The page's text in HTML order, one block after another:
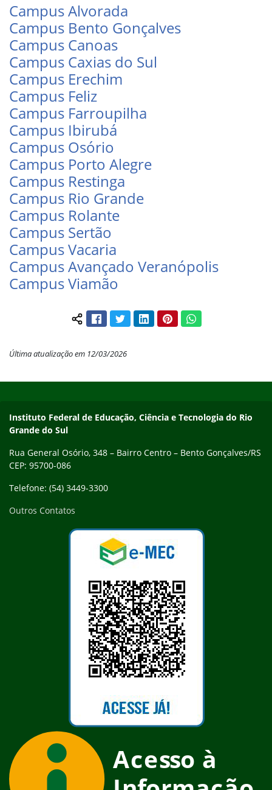
Campus Alvorada
Campus Bento Gonçalves
Campus Canoas
Campus Caxias do Sul
Campus Erechim
Campus Feliz
Campus Farroupilha
Campus Ibirubá
Campus Osório
Campus Porto Alegre
Campus Restinga
Campus Rio Grande
Campus Rolante
Campus Sertão
Campus Vacaria
Campus Avançado Veranópolis
Campus Viamão
Compartilhar conteúdo:
FacebookTwitterLinkedInPinterestWhatsApp
Última atualização em 12/03/2026
Contato
Instituto Federal de Educação, Ciência e Tecnologia do Rio
Grande do Sul
Rua General Osório, 348 – Bairro Centro – Bento Gonçalves/RS
CEP: 95700-086
Telefone: (54) 3449-3300
Outros Contatos